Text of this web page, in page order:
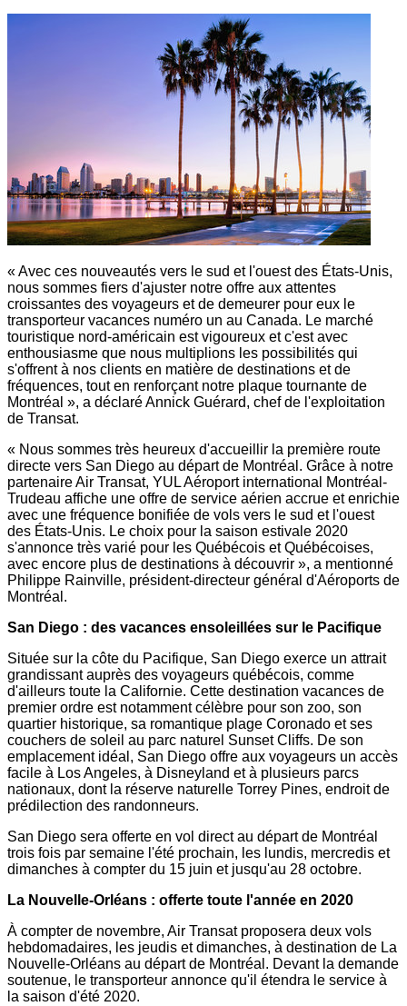
« Avec ces nouveautés vers le sud et l'ouest des États-Unis,
nous sommes fiers d'ajuster notre offre aux attentes
croissantes des voyageurs et de demeurer pour eux le
transporteur vacances numéro un au Canada. Le marché
touristique nord-américain est vigoureux et c'est avec
enthousiasme que nous multiplions les possibilités qui
s'offrent à nos clients en matière de destinations et de
fréquences, tout en renforçant notre plaque tournante de
Montréal », a déclaré Annick Guérard, chef de l'exploitation
de Transat.
« Nous sommes très heureux d'accueillir la première route
directe vers San Diego au départ de Montréal. Grâce à notre
partenaire Air Transat, YUL Aéroport international Montréal-
Trudeau affiche une offre de service aérien accrue et enrichie
avec une fréquence bonifiée de vols vers le sud et l'ouest
des États-Unis. Le choix pour la saison estivale 2020
s'annonce très varié pour les Québécois et Québécoises,
avec encore plus de destinations à découvrir », a mentionné
Philippe Rainville, président-directeur général d'Aéroports de
Montréal.
San Diego : des vacances ensoleillées sur le Pacifique
Située sur la côte du Pacifique, San Diego exerce un attrait
grandissant auprès des voyageurs québécois, comme
d'ailleurs toute la Californie. Cette destination vacances de
premier ordre est notamment célèbre pour son zoo, son
quartier historique, sa romantique plage Coronado et ses
couchers de soleil au parc naturel Sunset Cliffs. De son
emplacement idéal, San Diego offre aux voyageurs un accès
facile à Los Angeles, à Disneyland et à plusieurs parcs
nationaux, dont la réserve naturelle Torrey Pines, endroit de
prédilection des randonneurs.
San Diego sera offerte en vol direct au départ de Montréal
trois fois par semaine l'été prochain, les lundis, mercredis et
dimanches à compter du 15 juin et jusqu'au 28 octobre.
La Nouvelle-Orléans : offerte toute l'année en 2020
À compter de novembre, Air Transat proposera deux vols
hebdomadaires, les jeudis et dimanches, à destination de La
Nouvelle-Orléans au départ de Montréal. Devant la demande
soutenue, le transporteur annonce qu'il étendra le service à
la saison d'été 2020.